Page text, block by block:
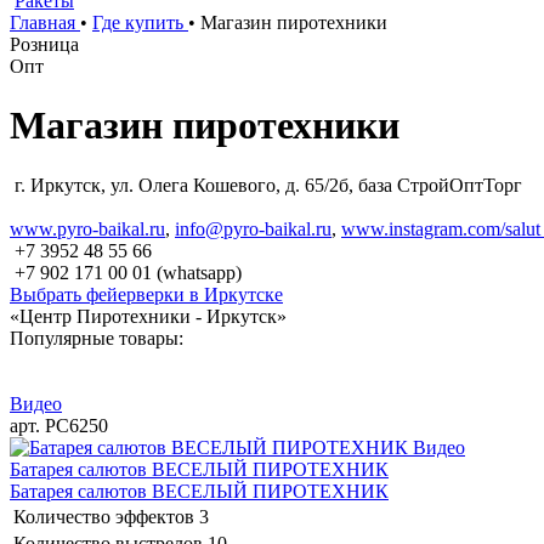
Главная • Где купить • Магазин пиротехники
Розница
Опт
Магазин пиротехники
г. Иркутск, ул. Олега Кошевого, д. 65/2б, база СтройОптТорг
www.pyro-baikal.ru, info@pyro-baikal.ru, www.instagram.com/
+7 3952 48 55 66
+7 902 171 00 01 (whatsapp)
Выбрать фейерверки в Иркутске
«Центр Пиротехники - Иркутск»
Популярные товары:
Видео
арт. РС6250
Видео
Батарея салютов ВЕСЕЛЫЙ ПИРОТЕХНИК
Батарея салютов ВЕСЕЛЫЙ ПИРОТЕХНИК
Количество эффектов 3